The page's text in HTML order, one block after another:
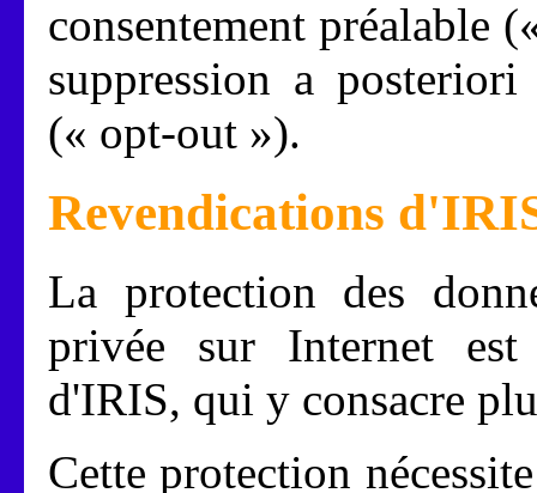
consentement préalable
suppression a
(« opt-out »).
Revendications
La protection des
privée sur Internet est
d'IRIS, qui y consacre
Cette protection